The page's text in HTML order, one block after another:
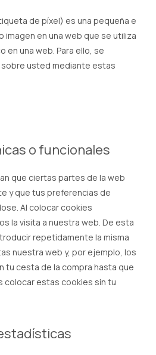
de píxel) es una pequeña e
imagen en una web que se utiliza
en una web. Para ello, se
usted mediante estas
o funcionales
que ciertas partes de la web
y que tus preferencias de
Al colocar cookies
la visita a nuestra web. De esta
repetidamente la misma
nuestra web y, por ejemplo, los
tu cesta de la compra hasta que
colocar estas cookies sin tu